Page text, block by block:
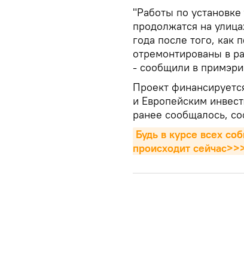
"Работы по
продолжатся на
года после того, как
отремонтированы в
- сообщили в
Проект
и Европейским
ранее сообщалось,
Будь в курсе всех
происходит